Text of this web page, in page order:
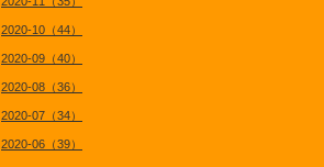
2020-10（44）
2020-09（40）
2020-08（36）
2020-07（34）
2020-06（39）